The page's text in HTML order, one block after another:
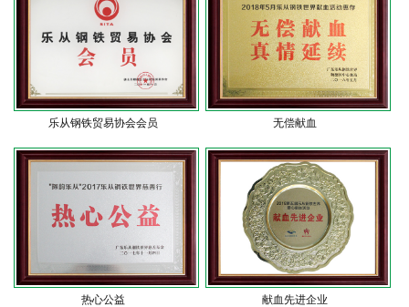
乐从钢铁贸易协会会员 无偿献血
热心公益 献血先进企业